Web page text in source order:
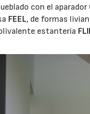
con el aparador
FEEL, de formas
estantería